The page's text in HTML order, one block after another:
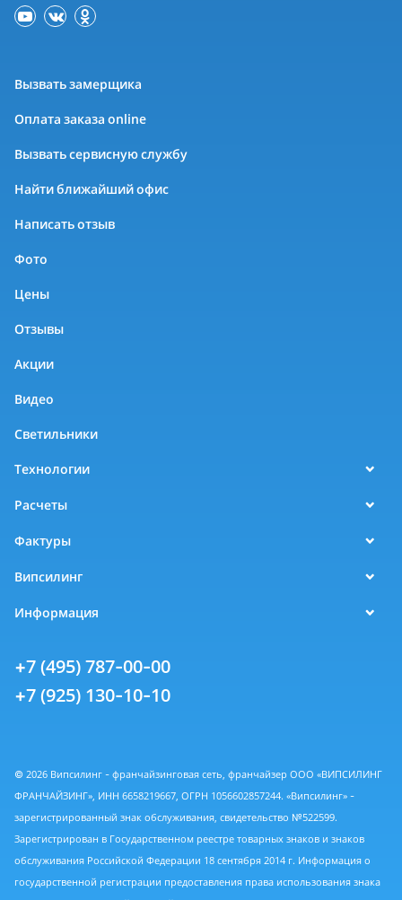
Вызвать замерщика
Оплата заказа online
Вызвать сервисную службу
Найти ближайший офис
Написать отзыв
Фото
Цены
Отзывы
Акции
Видео
Светильники
Технологии
Расчеты
Фактуры
Випсилинг
Информация
+7 (495) 787-00-00
+7 (925) 130-10-10
© 2026 Випсилинг - франчайзинговая сеть, франчайзер ООО «ВИПСИЛИНГ
ФРАНЧАЙЗИНГ», ИНН 6658219667, ОГРН 1056602857244. «Випсилинг» -
зарегистрированный знак обслуживания, свидетельство №522599.
Зарегистрирован в Государственном реестре товарных знаков и знаков
обслуживания Российской Федерации 18 сентября 2014 г. Информация о
государственной регистрации предоставления права использования знака